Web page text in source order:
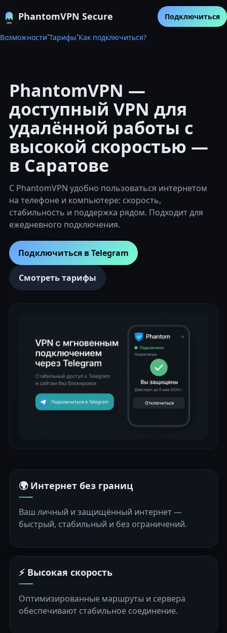
PhantomVPN Secure
Возможности·Тарифы·Как подключиться?
Подключиться
PhantomVPN —
доступный VPN для
удалённой работы с
высокой скоростью —
в Саратове
С PhantomVPN удобно пользоваться интернетом
на телефоне и компьютере: скорость,
стабильность и поддержка рядом. Подходит для
ежедневного подключения.
Подключиться в Telegram
Смотреть тарифы
🌍 Интернет без границ
Ваш личный и защищённый интернет —
быстрый, стабильный и без ограничений.
⚡ Высокая скорость
Оптимизированные маршруты и сервера
обеспечивают стабильное соединение.